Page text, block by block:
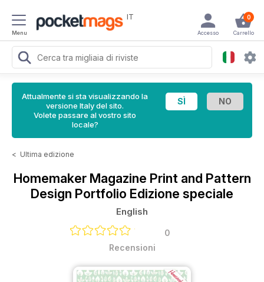
Menu
IT 0
Carrello
Accesso
Attualmente si sta visualizzando la
versione Italy del sito.
Volete passare al vostro sito
locale?
< Ultima edizione
Homemaker Magazine Print and Pattern
Design Portfolio Edizione speciale
English
0
Recensioni